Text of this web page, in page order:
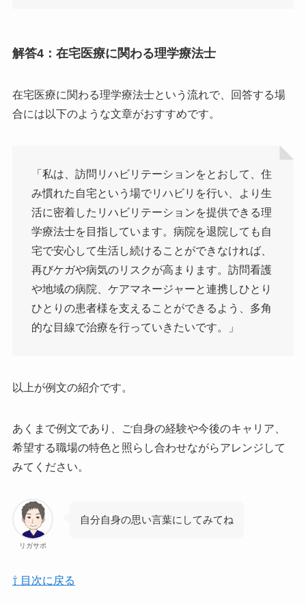
解答4：在宅医療に関わる理学療法士
在宅医療に関わる理学療法士という流れで、回答する場
合には以下のような文章がおすすめです。
「私は、訪問リハビリテーションをとおして、住
み慣れた自宅という場でリハビリを行い、より生
活に密着したリハビリテーションを提供できる理
学療法士を目指しています。病院を退院しても自
宅で安心して生活し続けることができなければ、
再びケガや病気のリスクが高まります。訪問看護
や地域の病院、ケアマネージャーと連携しひとり
ひとりの患者様を支えることができるよう、多角
的な目線で治療を行っていきたいです。」
以上が例文の紹介です。
あくまで例文であり、ご自身の経験や今後のキャリア、
希望する職場の特色と照らし合わせながらアレンジして
みてください。
リガサポ
自分自身の思い言葉にしてみてね
⇧ 目次に戻る